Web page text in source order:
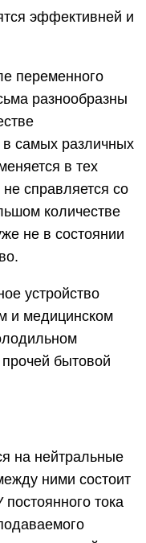
эффективней и
переменного
разнообразны
в самых различных
в тех
справляется со
количестве
не в состоянии
устройство
и медицинском
бытовой
на нейтральные
ними состоит
тока